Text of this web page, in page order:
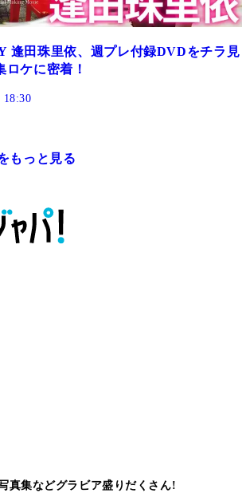
逢田珠里依、週プレ付録DVDをチラ見
ケに密着！
18:30
もっと見る
真集などグラビア盛りだくさん!